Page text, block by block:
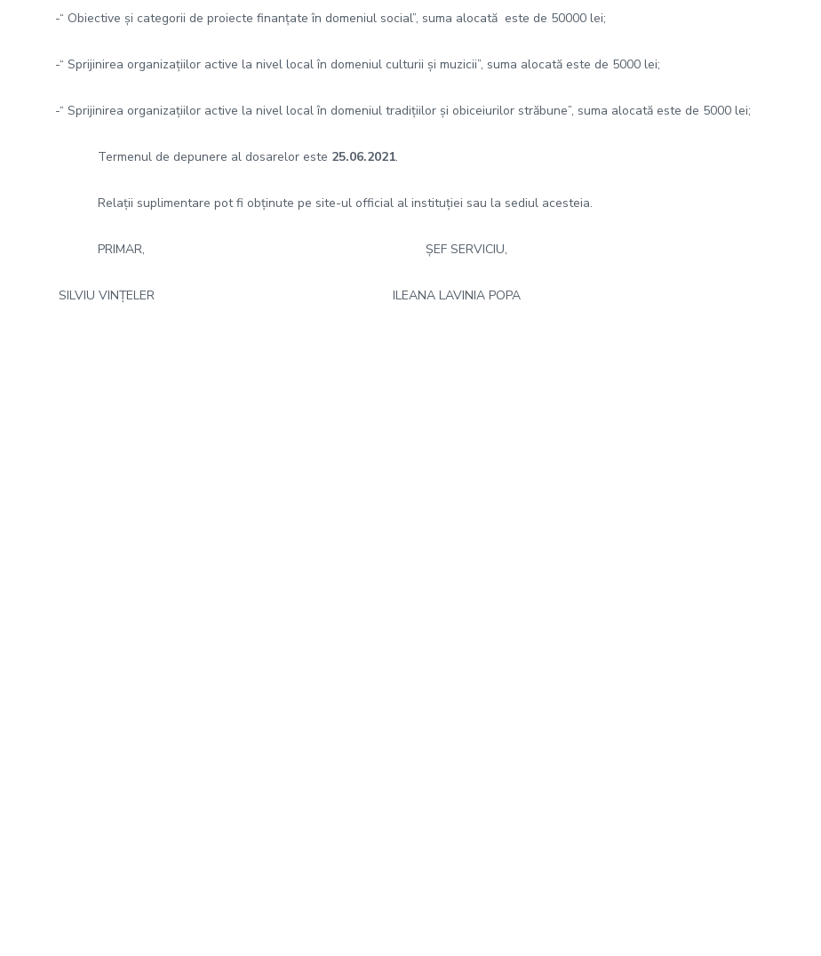
-“ Obiective și categorii de proiecte finanțate în domeniul social”, suma alocată este de 50000 lei;
-“ Sprijinirea organizațiilor active la nivel local în domeniul culturii și muzicii”, suma alocată este de 5000 lei;
-“ Sprijinirea organizațiilor active la nivel local în domeniul tradițiilor și obiceiurilor străbune”, suma alocată este de 5000 lei;
Termenul de depunere al dosarelor este 25.06.2021.
Relații suplimentare pot fi obținute pe site-ul official al instituției sau la sediul acesteia.
PRIMAR, ȘEF SERVICIU,
SILVIU VINȚELER ILEANA LAVINIA POPA